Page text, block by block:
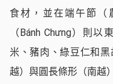
食材，並在端午節（
（Bánh Chưng）則
米、豬肉、綠豆仁和
越）與圓長條形（南越